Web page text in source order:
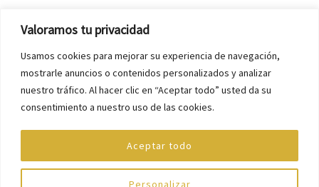
Valoramos tu privacidad
Usamos cookies para mejorar su experiencia de navegación,
mostrarle anuncios o contenidos personalizados y analizar
nuestro tráfico. Al hacer clic en “Aceptar todo” usted da su
consentimiento a nuestro uso de las cookies.
Personalizar
Aceptar todo
Términos y Condiciones
Política de privacidad y Cookies
Equipo
Financiación